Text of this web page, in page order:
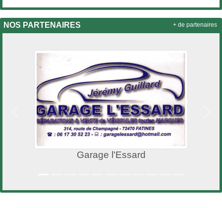
NOS PARTENAIRES
Garage l'Essard
Précedent
+ de partenaires